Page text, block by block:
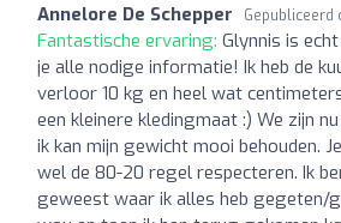
Annelore De Schepper Gepubliceerd
Fantastische ervaring: Glynnis is
je alle nodige informatie! Ik heb de
verloor 10 kg en heel wat
een kleinere kledingmaat :) We zijn
ik kan mijn gewicht mooi behouden.
wel de 80-20 regel respecteren. Ik
geweest waar ik alles heb gegeten/